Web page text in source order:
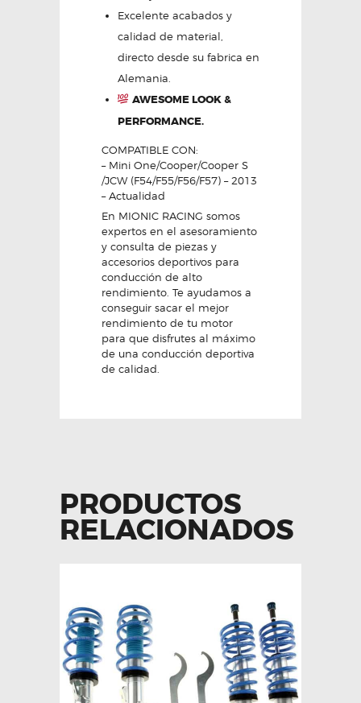
Excelente acabados y
calidad de material,
directo desde su fabrica en
Alemania.
AWESOME LOOK &
PERFORMANCE.
COMPATIBLE CON:
– Mini One/Cooper/Cooper S
/JCW (F54/F55/F56/F57) – 2013
– Actualidad
En MIONIC RACING somos
expertos en el asesoramiento
y consulta de piezas y
accesorios deportivos para
conducción de alto
rendimiento. Te ayudamos a
conseguir sacar el mejor
rendimiento de tu motor
para que disfrutes al máximo
de una conducción deportiva
de calidad.
PRODUCTOS
RELACIONADOS